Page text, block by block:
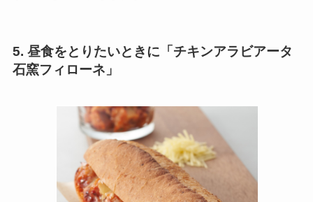
5. 昼食をとりたいときに「チキンアラビアータ
石窯フィローネ」